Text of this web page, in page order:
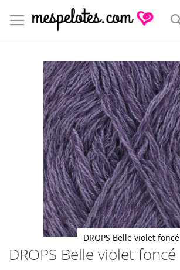
au
contenu
DROPS Belle violet foncé
DROPS Belle violet foncé
Skip
to